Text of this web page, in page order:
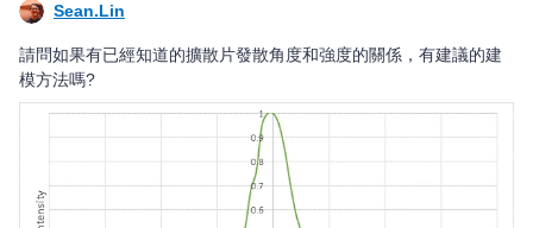
Sean.Lin
請問如果有已經知道的擴散片發散角度和強度的關係，有建議的建
模方法嗎?